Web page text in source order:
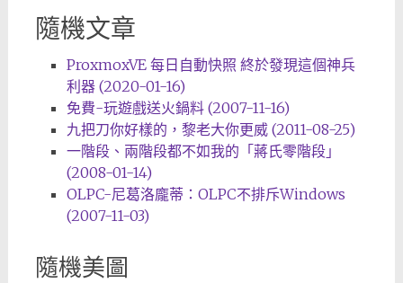
隨機文章
ProxmoxVE 每日自動快照 終於發現這個神兵
利器 (2020-01-16)
免費-玩遊戲送火鍋料 (2007-11-16)
九把刀你好樣的，黎老大你更威 (2011-08-25)
一階段、兩階段都不如我的「蔣氏零階段」
(2008-01-14)
OLPC-尼葛洛龐蒂：OLPC不排斥Windows
(2007-11-03)
隨機美圖